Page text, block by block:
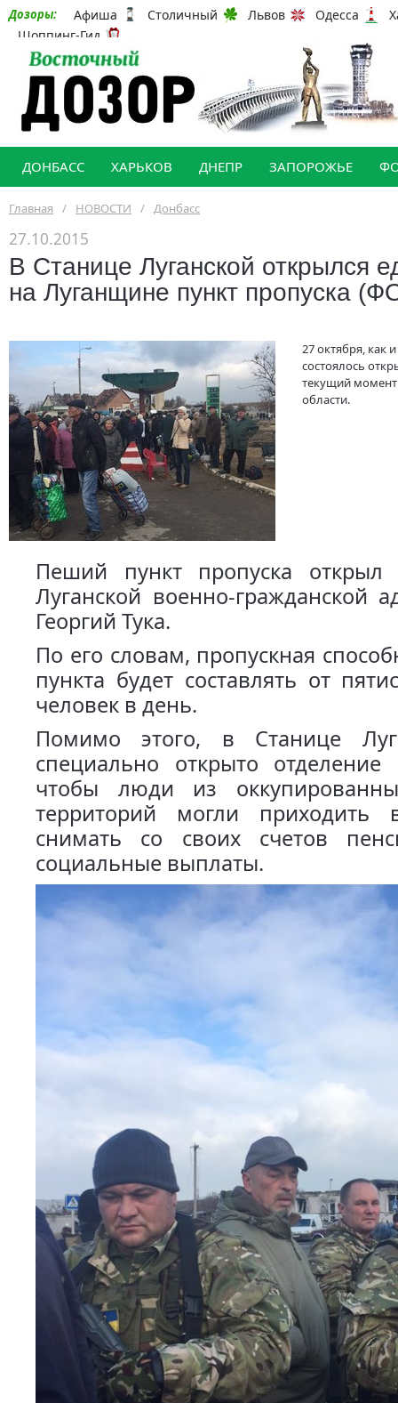
Дозоры: Афиша Столичный Львов Одесса
Шоппинг-Гид
ДОНБАСС ХАРЬКОВ ДНЕПР ЗАПОРОЖЬЕ
Главная / НОВОСТИ / Донбасс
27.10.2015
В Станице Луганской открылся
на Луганщине пункт пропуска
27 октября, как
состоялось
текущий момент
области.
Пеший пункт пропуска открыл
Луганской военно-гражданской
Георгий Тука.
По его словам, пропускная
пункта будет составлять от
человек в день.
Помимо этого, в Станице
специально открыто отделение
чтобы люди из
территорий могли
снимать со своих счетов
социальные выплаты.